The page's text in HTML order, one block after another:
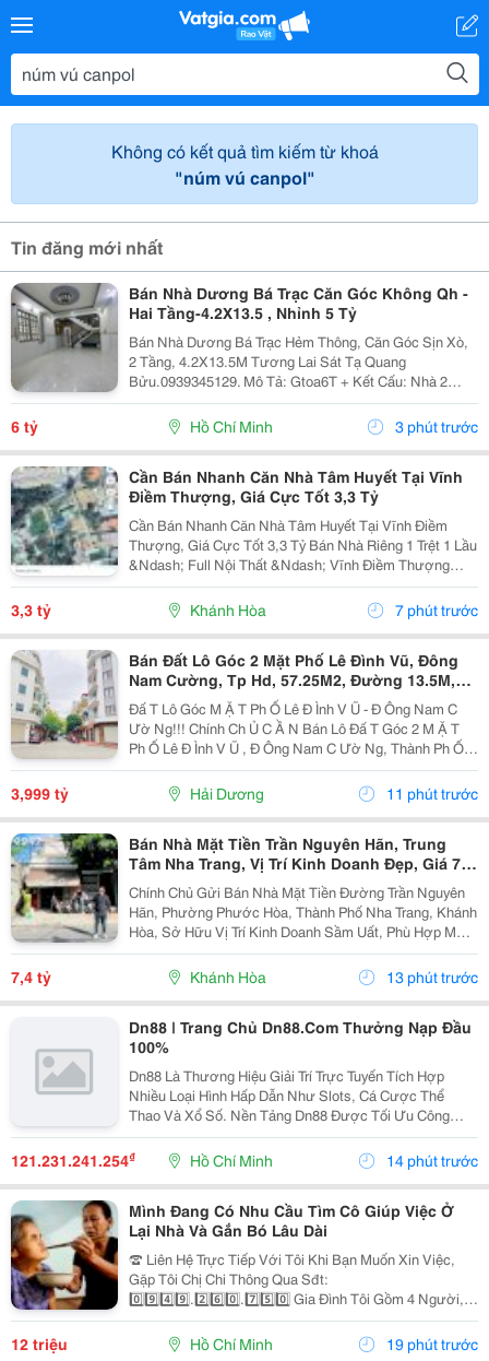
Không có kết quả tìm kiếm từ khoá
"núm vú canpol"
Tin đăng mới nhất
Bán Nhà Dương Bá Trạc Căn Góc Không Qh -
Hai Tầng-4.2X13.5 , Nhỉnh 5 Tỷ
Bán Nhà Dương Bá Trạc Hẻm Thông, Căn Góc Sịn Xò,
2 Tầng, 4.2X13.5M Tương Lai Sát Tạ Quang
Bửu.0939345129. Mô Tả: Gtoa6T + Kết Cấu: Nhà 2
Tầng Btct Kiên Cố, 2 Phòng. + Vị Trí: Ngay Dương Bá
Trạc Thông Tạ Quang Bửu, Âu Dương Lân, Nguyễn Thị
Tần, Dạ...
6 tỷ Hồ Chí Minh 3 phút trước
Cần Bán Nhanh Căn Nhà Tâm Huyết Tại Vĩnh
Điềm Thượng, Giá Cực Tốt 3,3 Tỷ
Cần Bán Nhanh Căn Nhà Tâm Huyết Tại Vĩnh Điềm
Thượng, Giá Cực Tốt 3,3 Tỷ Bán Nhà Riêng 1 Trệt 1 Lầu
&Ndash; Full Nội Thất &Ndash; Vĩnh Điềm Thượng
&Ndash; Gần 23/10 Vị Trí: Thôn Vĩnh Điềm Thượng,
Cách Đường 23/10 Chỉ 50M Hẻm Thông Thoáng, Kết...
3,3 tỷ Khánh Hòa 7 phút trước
Bán Đất Lô Góc 2 Mặt Phố Lê Đình Vũ, Đông
Nam Cường, Tp Hd, 57.25M2, Đường 13.5M,
3.X Tỷ
Đấ T Lô Góc M Ặ T Ph Ố Lê Đ Ình V Ũ - Đ Ông Nam C
Ườ Ng!!! Chính Ch Ủ C Ầ N Bán Lô Đấ T Góc 2 M Ặ T
Ph Ố Lê Đ Ình V Ũ , Đ Ông Nam C Ườ Ng, Thành Ph Ố H
Ả I D Ươ Ng - Di Ệ N Tích 57.25M2, H Ướ Ng Tây, Tây B
3,999 tỷ Hải Dương 11 phút trước
Bán Nhà Mặt Tiền Trần Nguyên Hãn, Trung
Tâm Nha Trang, Vị Trí Kinh Doanh Đẹp, Giá 7,4
Tỷ
Chính Chủ Gửi Bán Nhà Mặt Tiền Đường Trần Nguyên
Hãn, Phường Phước Hòa, Thành Phố Nha Trang, Khánh
Hòa, Sở Hữu Vị Trí Kinh Doanh Sầm Uất, Phù Hợp Mở
Cửa Hàng, Văn Phòng, Showroom Hoặc Đầu Tư Cho
Thuê Lâu Dài. Thông Tin Chi Tiết. - Địa Chỉ: Số...
7,4 tỷ Khánh Hòa 13 phút trước
Dn88 | Trang Chủ Dn88.Com Thưởng Nạp Đầu
100%
Dn88 Là Thương Hiệu Giải Trí Trực Tuyến Tích Hợp
Nhiều Loại Hình Hấp Dẫn Như Slots, Cá Cược Thể
Thao Và Xổ Số. Nền Tảng Dn88 Được Tối Ưu Công
Nghệ, Bảo Mật Cao, Nạp Rút Nhanh Và Hỗ Trợ Tốt Trên
Pc Lẫn Điện Thoại Di Động. Website:
Https://Dn88C.com/...
121.231.241.254₫ Hồ Chí Minh 14 phút trước
Mình Đang Có Nhu Cầu Tìm Cô Giúp Việc Ở
Lại Nhà Và Gắn Bó Lâu Dài
☎️ Liên Hệ Trực Tiếp Với Tôi Khi Bạn Muốn Xin Việc,
Gặp Tôi Chị Chi Thông Qua Sđt:
0️⃣9️⃣4️⃣9️⃣.2️⃣6️⃣0️⃣.7️⃣5️⃣0️⃣ Gia Đình Tôi Gồm 4 Người, 2
Vợ Chồng 2 Con Nhỏ, Bé Lớn 9 Tuổi Đã Đi Học Có Ba
Mẹ Đưa Rước, Bé Nhỏ 1 Tuổi. Nhà Thì Chỉ Có 1 Lầu.
12 triệu Hồ Chí Minh 19 phút trước